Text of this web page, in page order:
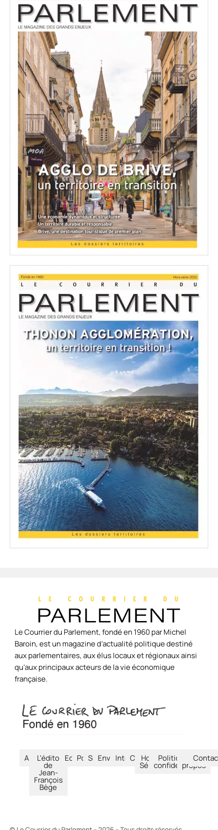
Le Courrier du Parlement, fondé en 1960 par Michel
Baroin, est un magazine d’actualité politique destiné
aux parlementaires, aux élus locaux et régionaux ainsi
qu’aux principaux acteurs de la vie économique
française.
Accueil
L'édito
de
Jean-
François
Bège
Economie
Politique
SociétéEnvironnement
International
CultureHors-
Séries
Politique de
confidentialité
À
propos